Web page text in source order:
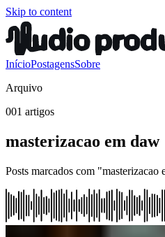
Skip to content
InícioPostagensSobre
Arquivo
001 artigos
masterizacao em daw
Posts marcados com "masterizacao